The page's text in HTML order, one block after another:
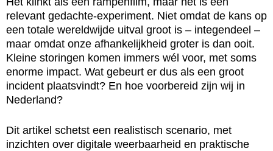
relevant gedachte-experiment. Niet omdat de kans op
een totale wereldwijde uitval groot is – integendeel –
maar omdat onze afhankelijkheid groter is dan ooit.
Kleine storingen komen immers wél voor, met soms
enorme impact. Wat gebeurt er dus als een groot
incident plaatsvindt? En hoe voorbereid zijn wij in
Nederland?
Dit artikel schetst een realistisch scenario, met
inzichten over digitale weerbaarheid en praktische